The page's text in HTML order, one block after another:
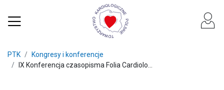
PTK
Kongresy i konferencje
IX Konferencja czasopisma Folia Cardiolo...